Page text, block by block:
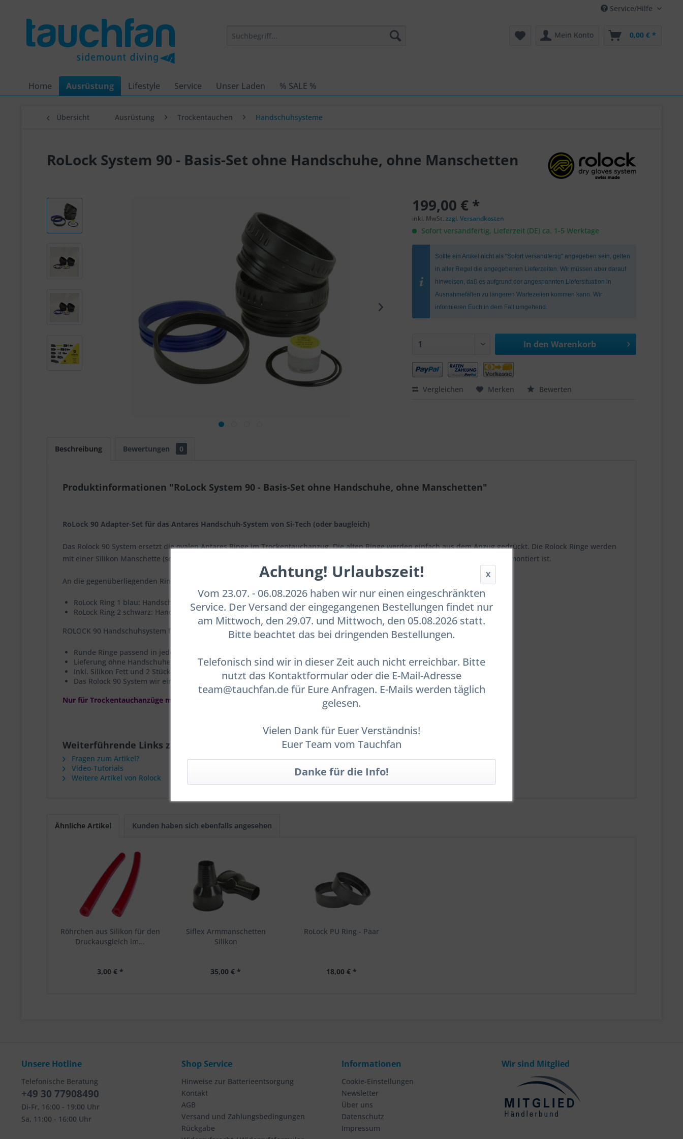
Service/Hilfe
Mein Konto 0,00 € *
Home Ausrüstung Lifestyle Service Unser Laden % SALE %
Übersicht Ausrüstung Trockentauchen Handschuhsysteme
RoLock System 90 - Basis-Set ohne Handschuhe, ohne Manschetten
199,00 € *
inkl. MwSt.zzgl. Versandkosten
Sofort versandfertig, Lieferzeit (DE) ca. 1-5 Werktage
Sollte ein Artikel nicht als "Sofort versandfertig" angegeben sein, gelten
in aller Regel die angegebenen Lieferzeiten. Wir müssen aber darauf
hinweisen, daß es aufgrund der angespannten Liefersituation in
Ausnahmefällen zu längeren Wartezeiten kommen kann. Wir
informieren Euch in dem Fall umgehend.
In den Warenkorb
Vergleichen Merken Bewerten
Beschreibung Bewertungen 0
Produktinformationen "RoLock System 90 - Basis-Set ohne Handschuhe, ohne Manschetten"
RoLock 90 Adapter-Set für das Antares Handschuh-System von Si-Tech (oder baugleich)
Das Rolock 90 System ersetzt die ovalen Antares Ringe im Trockentauchanzug. Die alten Ringe werden einfach aus dem Anzug gedrückt. Die Rolock Ringe werden
mit einer Silikon Manschette (sepatat zu bestellen) versehen und in die Aufnahme des PU-Ringes gedrückt, welcher fest im Anzug montiert ist.
An die gegenüberliegenden Ringe werden Trockenhandschuhe die montiert und zwar:
RoLock Ring 1 blau: Handschuhe mit festem Innenfutter, Gr. M
RoLock Ring 2 schwarz: Handschuhe mit festem Innenfutter Gr. L/XL
ROLOCK 90 Handschuhsystem für Antares Features:
Runde Ringe passend in jeden Anzug, welcher mit dem Si-Tech Antares System ausgestattet ist
Lieferung ohne Handschuhe und Manschetten
Inkl. Silikon Fett und 2 Stück O-Ringe
Das Rolock 90 System wir einfach anstatt dem Antares Systems in die Aufnahme gedrückt
Nur für Trockentauchanzüge mit vorhandenem Antares- / QCS Oval- /
Quick Cuff-System
Weiterführende Links zu "RoLock System 90 - Basis-Set ohne Handschuhe, ohne Manschetten"
Fragen zum Artikel?
Video-Tutorials
Weitere Artikel von Rolock
Ähnliche Artikel Kunden haben sich ebenfalls angesehen
Röhrchen aus Silikon für den
Druckausgleich im...
3,00 € *
Siflex Armmanschetten
Silikon
35,00 € *
RoLock PU Ring - Paar
18,00 € *
X
Achtung! Urlaubszeit!
Vom 23.07. - 06.08.2026 haben wir nur einen eingeschränkten
Service. Der Versand der eingegangenen Bestellungen findet nur
am Mittwoch, den 29.07. und Mittwoch, den 05.08.2026 statt.
Bitte beachtet das bei dringenden Bestellungen.
Telefonisch sind wir in dieser Zeit auch nicht erreichbar. Bitte
nutzt das Kontaktformular oder die E-Mail-Adresse
team@tauchfan.de für Eure Anfragen. E-Mails werden täglich
gelesen.
Vielen Dank für Euer Verständnis!
Euer Team vom Tauchfan
Unsere Hotline
Telefonische Beratung
+49 30 77908490
Di-Fr, 16:00 - 19:00 Uhr
Sa, 11:00 - 16:00 Uhr
Shop Service
Hinweise zur Batterieentsorgung
Kontakt
AGB
Versand und Zahlungsbedingungen
Rückgabe
Informationen
Cookie-Einstellungen
Newsletter
Über uns
Datenschutz
Impressum
Wir sind Mitglied